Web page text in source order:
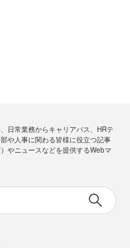
日常業務からキャリアパス、HRテ
や人事に関わる皆様に役立つ記事
）やニュースなどを提供するWebマ